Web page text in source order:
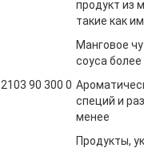
продукт из
такие как
Манговое
соуса
2103 90 300 0
специй и
менее
Продукты,